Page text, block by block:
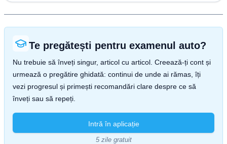
Te pregătești pentru examenul auto?
Nu trebuie să înveți singur, articol cu articol. Creează-ți cont și
urmează o pregătire ghidată: continui de unde ai rămas, îți
vezi progresul și primești recomandări clare despre ce să
înveți sau să repeți.
Intră în aplicație
5 zile gratuit